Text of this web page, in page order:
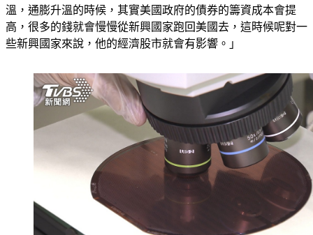
溫，通膨升溫的時候，其實美國政府的債券的籌資成本會提
高，很多的錢就會慢慢從新興國家跑回美國去，這時候呢對一
些新興國家來說，他的經濟股市就會有影響。」